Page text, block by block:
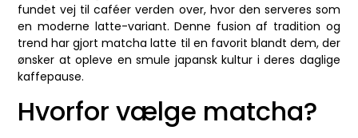
fundet vej til caféer verden over, hvor den serveres som
en moderne latte-variant. Denne fusion af tradition og
trend har gjort matcha latte til en favorit blandt dem, der
ønsker at opleve en smule japansk kultur i deres daglige
kaffepause.
Hvorfor vælge matcha?